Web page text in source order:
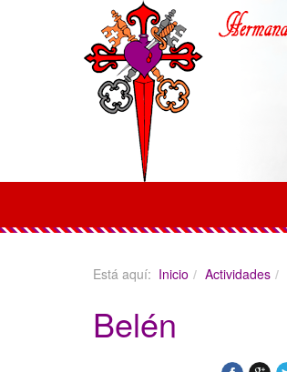
Está aquí: Inicio Actividades
Belén